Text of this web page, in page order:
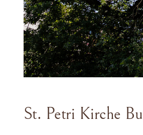
St. Petri Kirche